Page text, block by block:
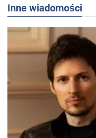
Inne wiadomości